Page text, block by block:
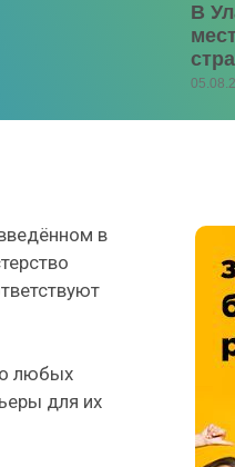
В
в
о любых
для их